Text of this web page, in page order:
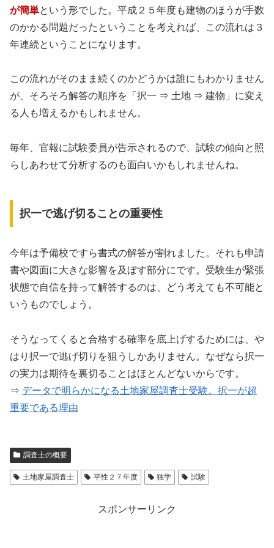
が簡単という形でした。平成２５年度も建物のほうが手数
のかかる問題だったということを考えれば、この流れは３
年連続ということになります。
この流れがそのまま続くのかどうかは誰にもわかりません
が、そろそろ解答の順序を「択一 ⇒ 土地 ⇒ 建物」に変え
る人も増えるかもしれません。
毎年、官報に試験委員が告示されるので、試験の傾向と照
らしあわせて分析するのも面白いかもしれませんね。
択一で逃げ切ることの重要性
今年は予備校ですら書式の解答が割れました。それも申請
書や図面に大きな影響を及ぼす部分にです。受験生が緊張
状態で自信を持って解答するのは、どう考えても不可能と
いうものでしょう。
そうなってくると合格する確率を底上げするためには、や
はり択一で逃げ切りを狙うしかありません。なぜなら択一
の実力は期待を裏切ることはほとんどないからです。
⇒ データで明らかになる土地家屋調査士受験。択一が超
重要である理由
調査士の概要
土地家屋調査士 平性２７年度 独学 試験
スポンサーリンク